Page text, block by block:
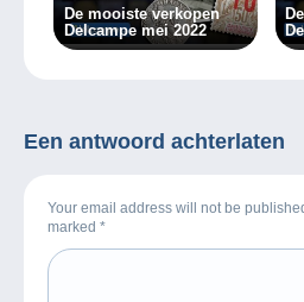
De mooiste verkopen
Delcampe mei 2022
Een antwoord achterlaten
Your email address will not be
marked *